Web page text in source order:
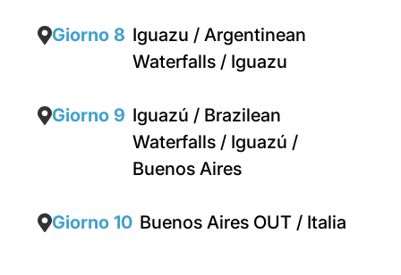
Giorno 8 Iguazu / Argentinean
Waterfalls / Iguazu
Giorno 9 Iguazú / Brazilean
Waterfalls / Iguazú /
Buenos Aires
Giorno 10 Buenos Aires OUT / Italia